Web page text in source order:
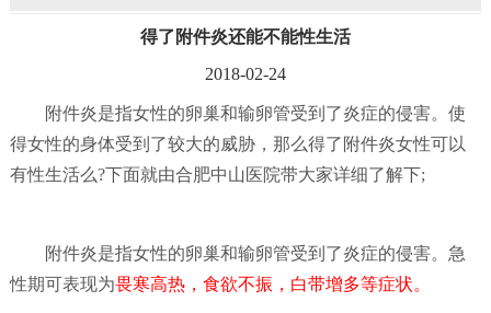
得了附件炎还能不能性生活
2018-02-24
附件炎是指女性的卵巢和输卵管受到了炎症的侵害。使
得女性的身体受到了较大的威胁，那么得了附件炎女性可以
有性生活么?下面就由合肥中山医院带大家详细了解下;
附件炎是指女性的卵巢和输卵管受到了炎症的侵害。急
性期可表现为畏寒高热，食欲不振，白带增多等症状。